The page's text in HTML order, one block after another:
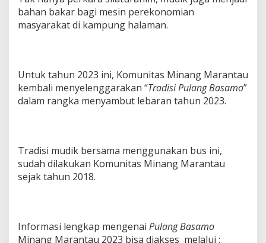
bahan bakar bagi mesin perekonomian
masyarakat di kampung halaman.
Untuk tahun 2023 ini, Komunitas Minang Marantau
kembali menyelenggarakan “Tradisi Pulang Basamo”
dalam rangka menyambut lebaran tahun 2023.
Tradisi mudik bersama menggunakan bus ini,
sudah dilakukan Komunitas Minang Marantau
sejak tahun 2018.
Informasi lengkap mengenai Pulang Basamo
Minang Marantau 2023 bisa diakses melalui :